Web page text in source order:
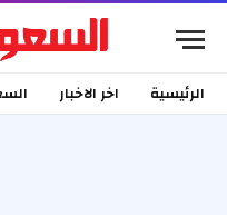
الرئيسية اخر الاخبار